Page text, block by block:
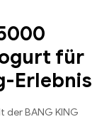
für
Erlebnis
der BANG KING